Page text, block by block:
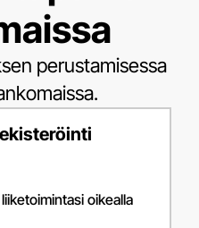
perustamisessa
oikealla